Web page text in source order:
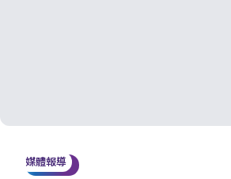
媒體報導